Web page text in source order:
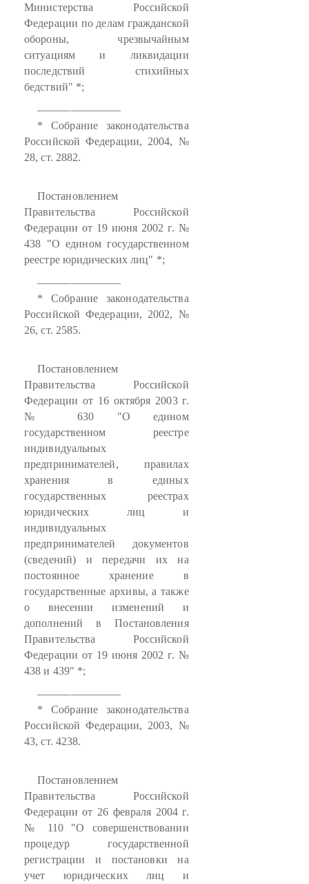
Министерства Российской
Федерации по делам гражданской
обороны, чрезвычайным
ситуациям и ликвидации
последствий стихийных
бедствий" *;
* Собрание законодательства
Российской Федерации, 2004, №
28, ст. 2882.
Постановлением
Правительства Российской
Федерации от 19 июня 2002 г. №
438 "О едином государственном
реестре юридических лиц" *;
* Собрание законодательства
Российской Федерации, 2002, №
26, ст. 2585.
Постановлением
Правительства Российской
Федерации от 16 октября 2003 г.
№ 630 "О едином
государственном реестре
индивидуальных
предпринимателей, правилах
хранения в единых
государственных реестрах
юридических лиц и
индивидуальных
предпринимателей документов
(сведений) и передачи их на
постоянное хранение в
государственные архивы, а также
о внесении изменений и
дополнений в Постановления
Правительства Российской
Федерации от 19 июня 2002 г. №
438 и 439" *;
* Собрание законодательства
Российской Федерации, 2003, №
43, ст. 4238.
Постановлением
Правительства Российской
Федерации от 26 февраля 2004 г.
№ 110 "О совершенствовании
процедур государственной
регистрации и постановки на
учет юридических лиц и